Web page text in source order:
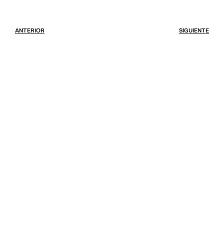
ANTERIOR SIGUIENTE